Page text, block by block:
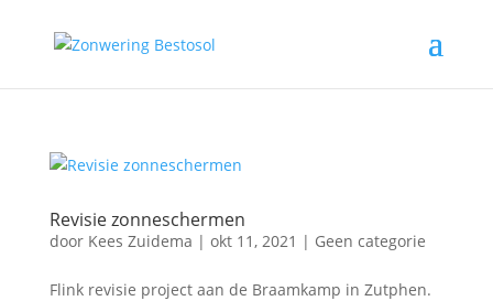
Revisie zonneschermen
door Kees Zuidema | okt 11, 2021 | Geen categorie
Flink revisie project aan de Braamkamp in Zutphen.